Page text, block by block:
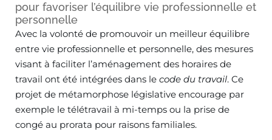
pour favoriser l’équilibre vie professionnelle et
personnelle
Avec la volonté de promouvoir un meilleur équilibre
entre vie professionnelle et personnelle, des mesures
visant à faciliter l’aménagement des horaires de
travail ont été intégrées dans le code du travail. Ce
projet de métamorphose législative encourage par
exemple le télétravail à mi-temps ou la prise de
congé au prorata pour raisons familiales.